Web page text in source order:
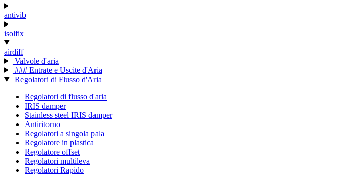
antivib
isolfix
airdiff
Valvole d'aria
### Entrate e Uscite d'Aria
Regolatori di Flusso d'Aria
Regolatori di flusso d'aria
IRIS damper
Stainless steel IRIS damper
Antiritorno
Regolatori a singola pala
Regolatore in plastica
Regolatore offset
Regolatori multileva
Regolatori Rapido